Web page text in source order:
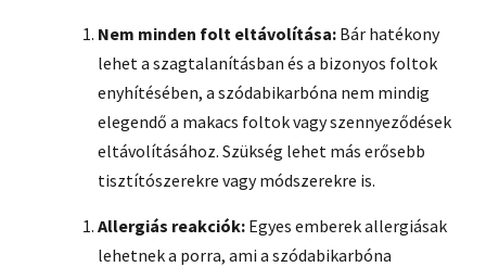
Nem minden folt eltávolítása: Bár hatékony
lehet a szagtalanításban és a bizonyos foltok
enyhítésében, a szódabikarbóna nem mindig
elegendő a makacs foltok vagy szennyeződések
eltávolításához. Szükség lehet más erősebb
tisztítószerekre vagy módszerekre is.
Allergiás reakciók: Egyes emberek allergiásak
lehetnek a porra, ami a szódabikarbóna